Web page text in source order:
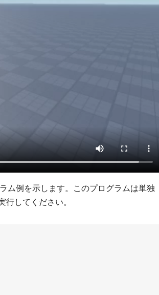
ム例を示します。このプログラムは単独
してください。